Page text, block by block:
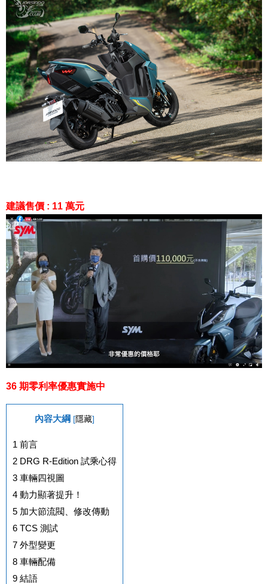
建議售價 : 11 萬元
36 期零利率優惠實施中
內容大綱 [隱藏]
1 前言
2 DRG R-Edition 試乘心得
3 車輛四視圖
4 動力顯著提升！
5 加大節流閥、修改傳動
6 TCS 測試
7 外型變更
8 車輛配備
9 結語